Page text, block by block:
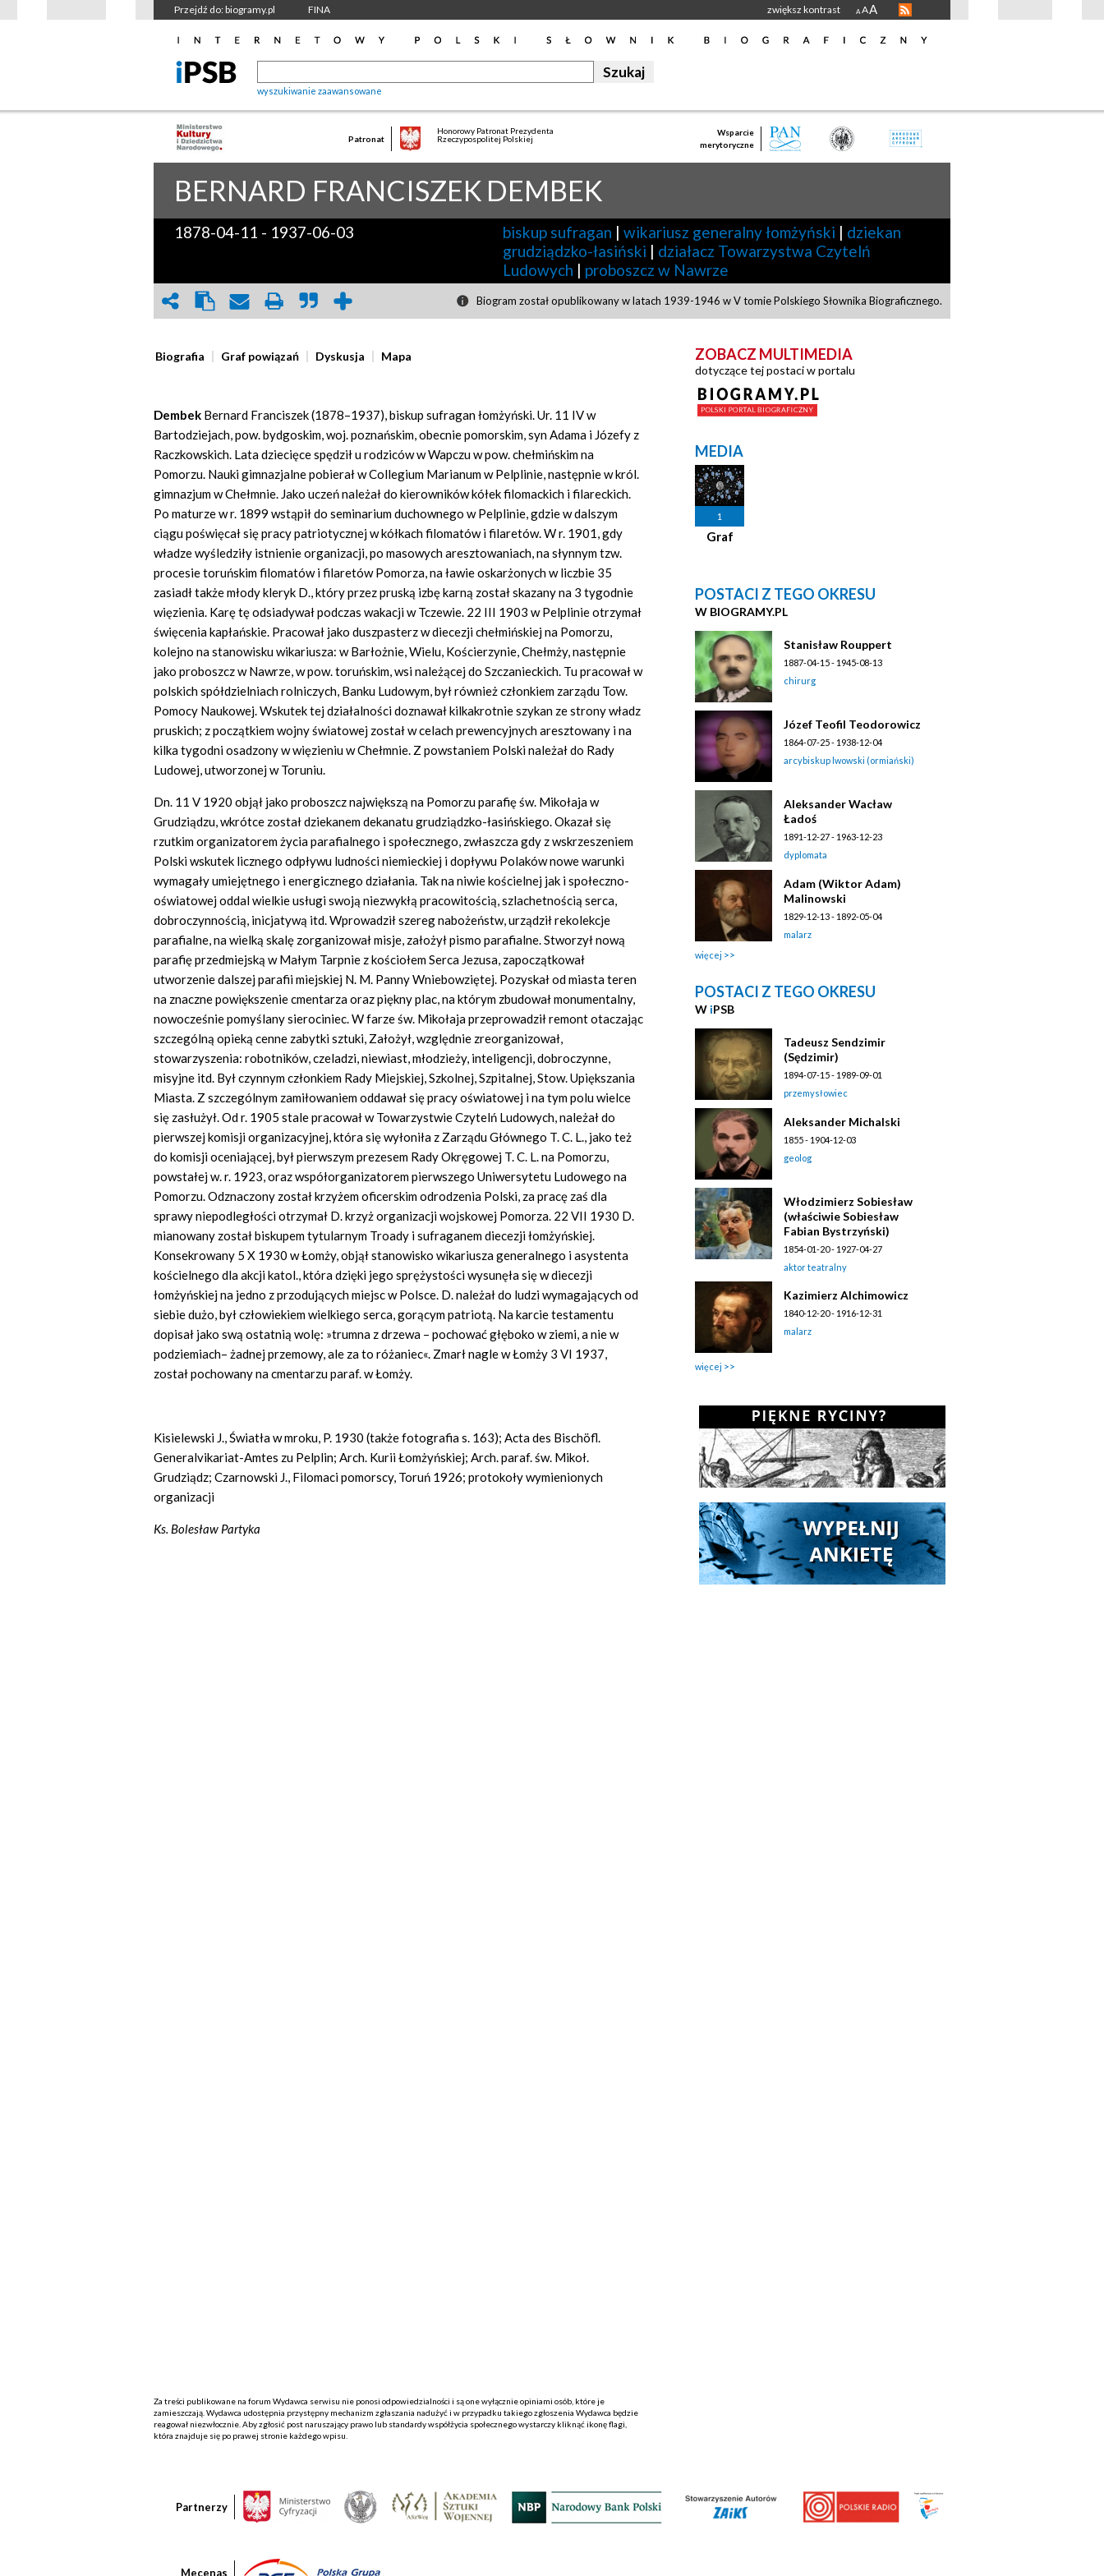
Przejdź do: biogramy.pl FINA zwiększ kontrast A AA
wyszukiwanie zaawansowane
Patronat
Honorowy Patronat Prezydenta
Rzeczypospolitej Polskiej
Wsparcie
merytoryczne
BERNARD FRANCISZEK DEMBEK
1878-04-11 - 1937-06-03 biskup sufragan | wikariusz generalny łomżyński | dziekan
grudziądzko-łasiński | działacz Towarzystwa Czytelń
Ludowych | proboszcz w Nawrze
Biogram został opublikowany w latach 1939-1946 w V tomie Polskiego Słownika Biograficznego.
Biografia Graf powiązań Dyskusja Mapa
Dembek Bernard Franciszek (1878–1937), biskup sufragan łomżyński. Ur. 11 IV w
Bartodziejach, pow. bydgoskim, woj. poznańskim, obecnie pomorskim, syn Adama i Józefy z
Raczkowskich. Lata dziecięce spędził u rodziców w Wapczu w pow. chełmińskim na
Pomorzu. Nauki gimnazjalne pobierał w Collegium Marianum w Pelplinie, następnie w król.
gimnazjum w Chełmnie. Jako uczeń należał do kierowników kółek filomackich i filareckich.
Po maturze w r. 1899 wstąpił do seminarium duchownego w Pelplinie, gdzie w dalszym
ciągu poświęcał się pracy patriotycznej w kółkach filomatów i filaretów. W r. 1901, gdy
władze wyśledziły istnienie organizacji, po masowych aresztowaniach, na słynnym tzw.
procesie toruńskim filomatów i filaretów Pomorza, na ławie oskarżonych w liczbie 35
zasiadł także młody kleryk D., który przez pruską izbę karną został skazany na 3 tygodnie
więzienia. Karę tę odsiadywał podczas wakacji w Tczewie. 22 III 1903 w Pelplinie otrzymał
święcenia kapłańskie. Pracował jako duszpasterz w diecezji chełmińskiej na Pomorzu,
kolejno na stanowisku wikariusza: w Barłożnie, Wielu, Kościerzynie, Chełmży, następnie
jako proboszcz w Nawrze, w pow. toruńskim, wsi należącej do Szczanieckich. Tu pracował w
polskich spółdzielniach rolniczych, Banku Ludowym, był również członkiem zarządu Tow.
Pomocy Naukowej. Wskutek tej działalności doznawał kilkakrotnie szykan ze strony władz
pruskich; z początkiem wojny światowej został w celach prewencyjnych aresztowany i na
kilka tygodni osadzony w więzieniu w Chełmnie. Z powstaniem Polski należał do Rady
Ludowej, utworzonej w Toruniu.
Dn. 11 V 1920 objął jako proboszcz największą na Pomorzu parafię św. Mikołaja w
Grudziądzu, wkrótce został dziekanem dekanatu grudziądzko-łasińskiego. Okazał się
rzutkim organizatorem życia parafialnego i społecznego, zwłaszcza gdy z wskrzeszeniem
Polski wskutek licznego odpływu ludności niemieckiej i dopływu Polaków nowe warunki
wymagały umiejętnego i energicznego działania. Tak na niwie kościelnej jak i społeczno-
oświatowej oddal wielkie usługi swoją niezwykłą pracowitością, szlachetnością serca,
dobroczynnością, inicjatywą itd. Wprowadził szereg nabożeństw, urządził rekolekcje
parafialne, na wielką skalę zorganizował misje, założył pismo parafialne. Stworzył nową
parafię przedmiejską w Małym Tarpnie z kościołem Serca Jezusa, zapoczątkował
utworzenie dalszej parafii miejskiej N. M. Panny Wniebowziętej. Pozyskał od miasta teren
na znaczne powiększenie cmentarza oraz piękny plac, na którym zbudował monumentalny,
nowocześnie pomyślany sierociniec. W farze św. Mikołaja przeprowadził remont otaczając
szczególną opieką cenne zabytki sztuki, Założył, względnie zreorganizował,
stowarzyszenia: robotników, czeladzi, niewiast, młodzieży, inteligencji, dobroczynne,
misyjne itd. Był czynnym członkiem Rady Miejskiej, Szkolnej, Szpitalnej, Stow. Upiększania
Miasta. Z szczególnym zamiłowaniem oddawał się pracy oświatowej i na tym polu wielce
się zasłużył. Od r. 1905 stale pracował w Towarzystwie Czytelń Ludowych, należał do
pierwszej komisji organizacyjnej, która się wyłoniła z Zarządu Głównego T. C. L., jako też
do komisji oceniającej, był pierwszym prezesem Rady Okręgowej T. C. L. na Pomorzu,
powstałej w. r. 1923, oraz współorganizatorem pierwszego Uniwersytetu Ludowego na
Pomorzu. Odznaczony został krzyżem oficerskim odrodzenia Polski, za pracę zaś dla
sprawy niepodległości otrzymał D. krzyż organizacji wojskowej Pomorza. 22 VII 1930 D.
mianowany został biskupem tytularnym Troady i sufraganem diecezji łomżyńskiej.
Konsekrowany 5 X 1930 w Łomży, objął stanowisko wikariusza generalnego i asystenta
kościelnego dla akcji katol., która dzięki jego sprężystości wysunęła się w diecezji
łomżyńskiej na jedno z przodujących miejsc w Polsce. D. należał do ludzi wymagających od
siebie dużo, był człowiekiem wielkiego serca, gorącym patriotą. Na karcie testamentu
dopisał jako swą ostatnią wolę: »trumna z drzewa – pochować głęboko w ziemi, a nie w
podziemiach– żadnej przemowy, ale za to różaniec«. Zmarł nagle w Łomży 3 VI 1937,
został pochowany na cmentarzu paraf. w Łomży.
Kisielewski J., Światła w mroku, P. 1930 (także fotografia s. 163); Acta des Bischöfl.
Generalvikariat-Amtes zu Pelplin; Arch. Kurii Łomżyńskiej; Arch. paraf. św. Mikoł.
Grudziądz; Czarnowski J., Filomaci pomorscy, Toruń 1926; protokoły wymienionych
organizacji
Ks. Bolesław Partyka
Za treści publikowane na forum Wydawca serwisu nie ponosi odpowiedzialności i są one wyłącznie opiniami osób, które je
zamieszczają. Wydawca udostępnia przystępny mechanizm zgłaszania nadużyć i w przypadku takiego zgłoszenia Wydawca będzie
reagował niezwłocznie. Aby zgłosić post naruszający prawo lub standardy współżycia społecznego wystarczy kliknąć ikonę flagi,
która znajduje się po prawej stronie każdego wpisu.
ZOBACZ MULTIMEDIA
dotyczące tej postaci w portalu
MEDIA
1
Graf
POSTACI Z TEGO OKRESU
W BIOGRAMY.PL
Stanisław Rouppert
1887-04-15 - 1945-08-13
chirurg
Józef Teofil Teodorowicz
1864-07-25 - 1938-12-04
arcybiskup lwowski (ormiański)
Aleksander Wacław
Ładoś
1891-12-27 - 1963-12-23
dyplomata
Adam (Wiktor Adam)
Malinowski
1829-12-13 - 1892-05-04
malarz
więcej
POSTACI Z TEGO OKRESU
W iPSB
Tadeusz Sendzimir
(Sędzimir)
1894-07-15 - 1989-09-01
przemysłowiec
Aleksander Michalski
1855 - 1904-12-03
geolog
Włodzimierz Sobiesław
(właściwie Sobiesław
Fabian Bystrzyński)
1854-01-20 - 1927-04-27
aktor teatralny
Kazimierz Alchimowicz
1840-12-20 - 1916-12-31
malarz
więcej
Partnerzy
Mecenas